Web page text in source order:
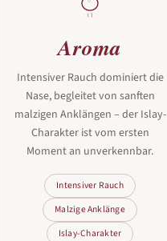
Aroma
Intensiver Rauch dominiert die
Nase, begleitet von sanften
malzigen Anklängen – der Islay-
Charakter ist vom ersten
Moment an unverkennbar.
Intensiver Rauch
Malzige Anklänge
Islay-Charakter